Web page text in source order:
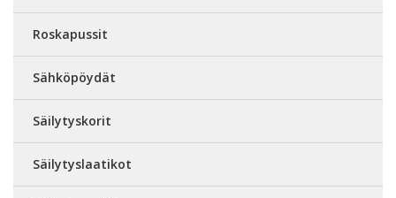
Roskapussit
Sähköpöydät
Säilytyskorit
Säilytyslaatikot